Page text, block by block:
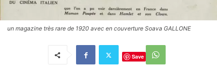
un magazine très rare de 1920 avec en couverture Soava GALLONE
Save